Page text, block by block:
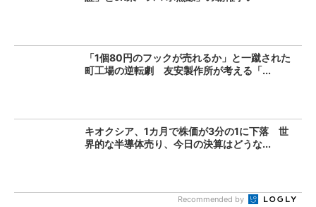
「1個80円のフックが売れるか」と一蹴された
町工場の逆転劇 友安製作所が考える「...
キオクシア、1カ月で株価が3分の1に下落 世
界的な半導体売り、今日の決算はどうな...
Recommended by